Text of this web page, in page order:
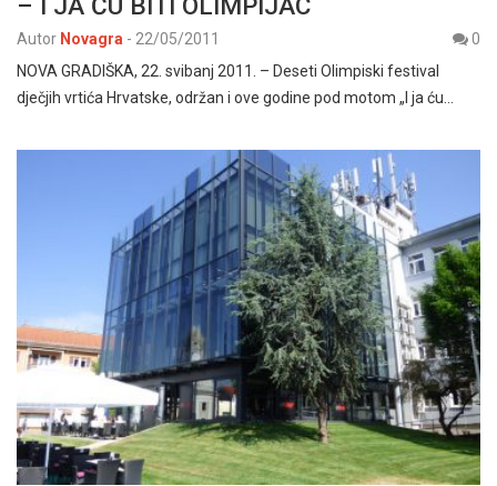
– I JA ĆU BITI OLIMPIJAC
Autor Novagra - 22/05/2011
0
NOVA GRADIŠKA, 22. svibanj 2011. – Deseti Olimpiski festival
dječjih vrtića Hrvatske, održan i ove godine pod motom „I ja ću…